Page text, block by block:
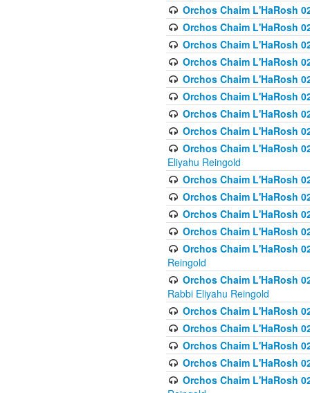
Orchos Chaim L'HaRosh
Orchos Chaim L'HaRosh
Orchos Chaim L'HaRosh
Orchos Chaim L'HaRosh
Orchos Chaim L'HaRosh
Orchos Chaim L'HaRosh
Orchos Chaim L'HaRosh
Orchos Chaim L'HaRosh
Orchos Chaim L'HaRosh
Eliyahu Reingold
Orchos Chaim L'HaRosh
Orchos Chaim L'HaRosh
Orchos Chaim L'HaRosh
Orchos Chaim L'HaRosh
Orchos Chaim L'HaRosh
Reingold
Orchos Chaim L'HaRosh
Rabbi Eliyahu Reingold
Orchos Chaim L'HaRosh
Orchos Chaim L'HaRosh
Orchos Chaim L'HaRosh
Orchos Chaim L'HaRosh
Orchos Chaim L'HaRosh